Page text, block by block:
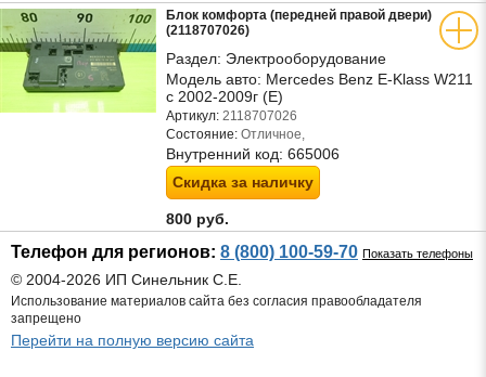
Блок комфорта (передней правой двери)
(2118707026)
Раздел: Электрооборудование
Модель авто: Mercedes Benz E-Klass W211
c 2002-2009г (Е)
Артикул: 2118707026
Состояние: Отличное,
Внутренний код: 665006
Скидка за наличку
800 руб.
Телефон для регионов: 8 (800) 100-59-70 Показать телефоны
© 2004-2026 ИП Синельник С.Е.
Использование материалов сайта без согласия правообладателя
запрещено
Перейти на полную версию сайта